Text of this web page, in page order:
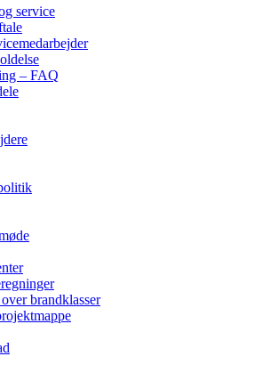
service
– FAQ
brandklasser